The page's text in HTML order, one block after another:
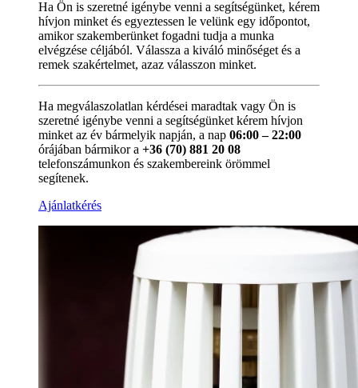
Ha Ön is szeretné igénybe venni a segítségünket, kérem
hívjon minket és egyeztessen le velünk egy időpontot,
amikor szakemberünket fogadni tudja a munka
elvégzése céljából. Válassza a kiváló minőséget és a
remek szakértelmet, azaz válasszon minket.
Ha megválaszolatlan kérdései maradtak vagy Ön is
szeretné igénybe venni a segítségünket kérem hívjon
minket az év bármelyik napján, a nap 06:00 – 22:00
órájában bármikor a +36 (70) 881 20 08
telefonszámunkon és szakembereink örömmel
segítenek.
Ajánlatkérés